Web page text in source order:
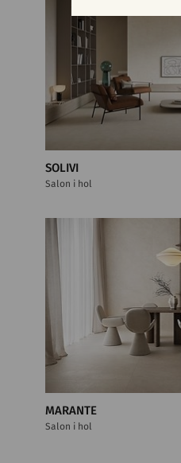
SOLIVI
Salon i hol
MARANTE
Salon i hol